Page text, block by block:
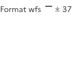
Format wfs
37